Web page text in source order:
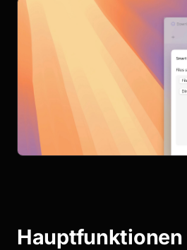
Hauptfunktionen